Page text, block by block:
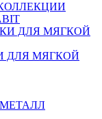
ДЛЯ МЯГКОЙ